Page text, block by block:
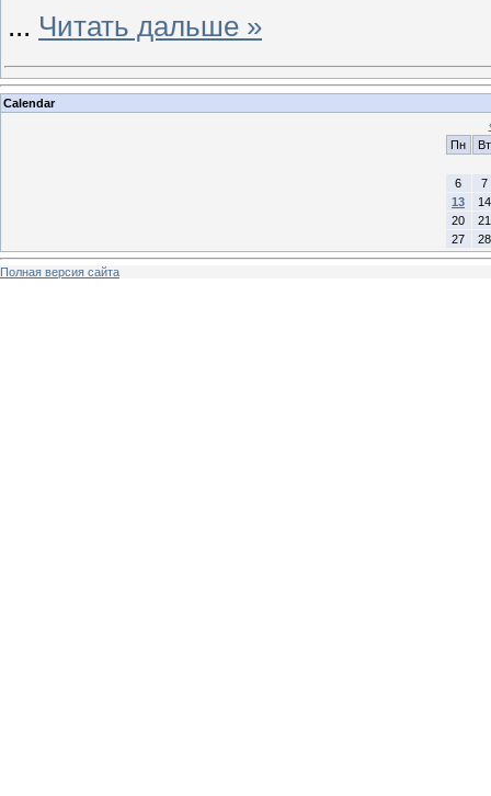
... Читать дальше »
Calendar
Пн
Вт
6
7
13
14
20
21
27
28
Полная версия сайта